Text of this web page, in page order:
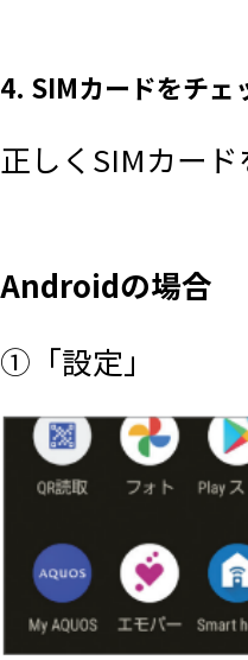
4. SIMカードをチェ
正しくSIMカー
Androidの場合
①「設定」